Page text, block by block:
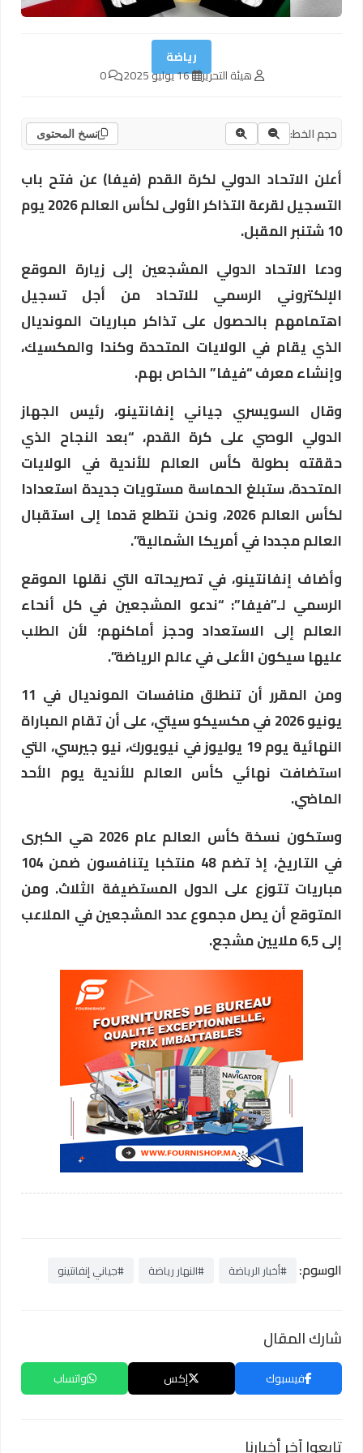
رياضة
هيئة التحرير 16 يوليو 2025 0
حجم الخط: نسخ المحتوى
أعلن الاتحاد الدولي لكرة القدم (فيفا) عن فتح باب
التسجيل لقرعة التذاكر الأولى لكأس العالم 2026 يوم
10 شتنبر المقبل.
ودعا الاتحاد الدولي المشجعين إلى زيارة الموقع
الإلكتروني الرسمي للاتحاد من أجل تسجيل
اهتمامهم بالحصول على تذاكر مباريات المونديال
الذي يقام في الولايات المتحدة وكندا والمكسيك،
وإنشاء معرف “فيفا” الخاص بهم.
وقال السويسري جياني إنفانتينو، رئيس الجهاز
الدولي الوصي على كرة القدم، “بعد النجاح الذي
حققته بطولة كأس العالم للأندية في الولايات
المتحدة، ستبلغ الحماسة مستويات جديدة استعدادا
لكأس العالم 2026، ونحن نتطلع قدما إلى استقبال
العالم مجددا في أمريكا الشمالية”.
وأضاف إنفانتينو، في تصريحاته التي نقلها الموقع
الرسمي لـ”فيفا”: “ندعو المشجعين في كل أنحاء
العالم إلى الاستعداد وحجز أماكنهم؛ لأن الطلب
عليها سيكون الأعلى في عالم الرياضة”.
ومن المقرر أن تنطلق منافسات المونديال في 11
يونيو 2026 في مكسيكو سيتي، على أن تقام المباراة
النهائية يوم 19 يوليوز في نيويورك، نيو جيرسي، التي
استضافت نهائي كأس العالم للأندية يوم الأحد
الماضي.
وستكون نسخة كأس العالم عام 2026 هي الكبرى
في التاريخ، إذ تضم 48 منتخبا يتنافسون ضمن 104
مباريات تتوزع على الدول المستضيفة الثلاث. ومن
المتوقع أن يصل مجموع عدد المشجعين في الملاعب
إلى 6,5 ملايين مشجع.
الوسوم: #أخبار الرياضة #النهار رياضة #جياني إنفانتينو
شارك المقال
فيسبوك إكس واتساب
تابعوا آخر أخبارنا